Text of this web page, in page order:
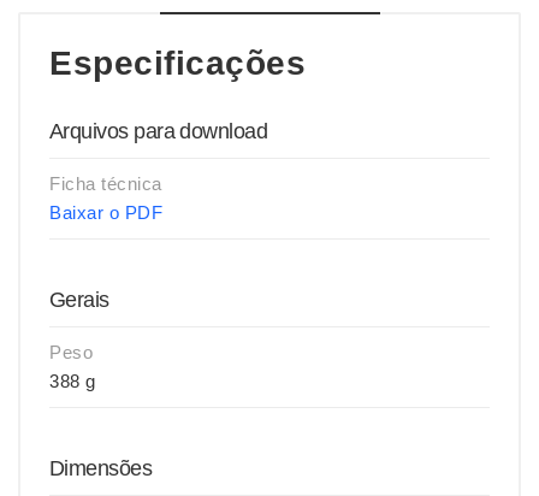
Especificações
Arquivos para download
Ficha técnica
Baixar o PDF
Gerais
Peso
388 g
Dimensões